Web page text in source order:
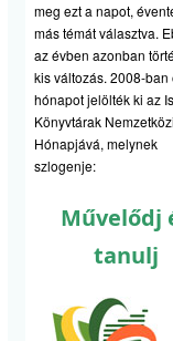
meg ezt a napot,
más témát választva.
az évben azonban
kis változás. 2008-ban
hónapot jelölték ki az
Könyvtárak
Hónapjává, melynek
szlogenje:
Művelődj
tanulj